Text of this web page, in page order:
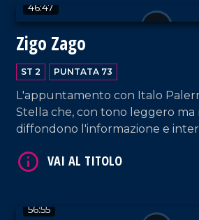
46:47
Zigo Zago
ST 2 PUNTATA 73
L'appuntamento con Italo
Stella che, con tono leggero ma
diffondono l'informazione e
Lamezia Terme.
56:55
VAI AL TITOLO